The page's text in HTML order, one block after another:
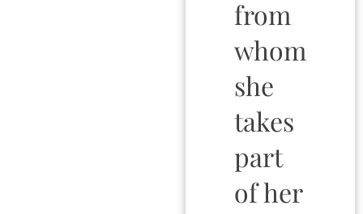
from
whom
she
takes
part
of her